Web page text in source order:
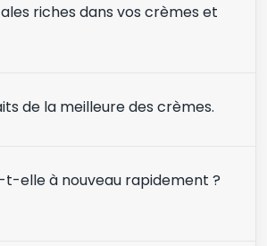
riches dans vos crèmes et
de la meilleure des crèmes.
elle à nouveau rapidement ?